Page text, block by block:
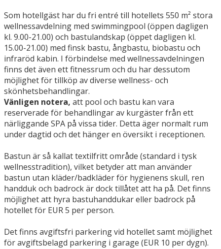
Som hotellgäst har du fri entré till hotellets 550 m² stora
wellnessavdelning med swimmingpool (öppen dagligen
kl. 9.00-21.00) och bastulandskap (öppet dagligen kl.
15.00-21.00) med finsk bastu, ångbastu, biobastu och
infraröd kabin. I förbindelse med wellnessavdelningen
finns det även ett fitnessrum och du har dessutom
möjlighet för tillköp av diverse wellness- och
skönhetsbehandlingar.
Vänligen notera, att pool och bastu kan vara
reserverade för behandlingar av kurgäster från ett
närliggande SPA på vissa tider. Detta äger normalt rum
under dagtid och det hänger en översikt i receptionen.
Bastun är så kallat textilfritt område (standard i tysk
wellnesstradition), vilket betyder att man använder
bastun utan kläder/badkläder för hygienens skull, ren
handduk och badrock är dock tillåtet att ha på. Det finns
möjlighet att hyra bastuhanddukar eller badrock på
hotellet för EUR 5 per person.
Det finns avgiftsfri parkering vid hotellet samt möjlighet
för avgiftsbelagd parkering i garage (EUR 10 per dygn).